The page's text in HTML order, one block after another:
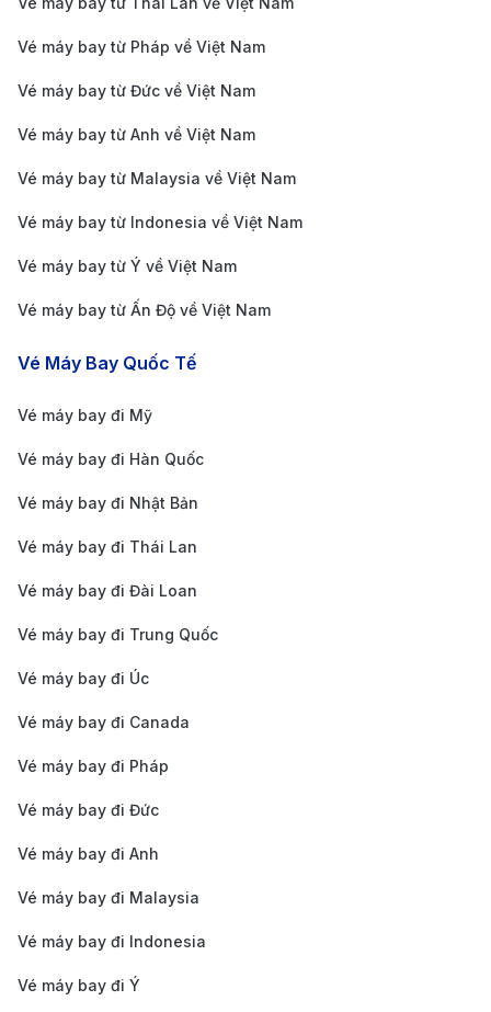
tiện lợi nhất từ sân bay vào trung tâm Kuching. Giá
USD), và thời gian di chuyển khoảng 20 – 30 phút
tùy thuộc vào tình trạng giao thông.
Dịch vụ xe công nghệ (Grab):
công nghệ phổ biến tại Kuching, có mức giá tương
ứng dụng và theo dõi hành trình trong thời gian
thực.
Xe buýt công cộng:
không thường xuyên và không phải lúc nào cũng
tiện lợi cho khách du lịch. Giá vé xe buýt dao động
từ 1 – 2 MYR (khoảng 0.3 – 0.5 USD).
Hồ Chí Minh đi Kuching
từ Hồ Chí Minh đến Kuching, bạn nên đặt vé trước
ít nhất 2-3 tháng, đặc biệt là vào mùa cao điểm du
lịch tại Malaysia (tháng 6 đến tháng 8 và tháng 12
Theo dõi các chương trình khuyến mãi:
hàng không như Malaysia Airlines, AirAsia, Vietnam
Airlines và Scoot thường có các chương trình
như 190 Booking hoặc đăng ký nhận thông báo từ
Vé máy bay từ Pháp về Việt Nam
Vé máy bay từ Đức về Việt Nam
Vé máy bay từ Anh về Việt Nam
Vé máy bay từ Malaysia về Việt Nam
Vé máy bay từ Indonesia về Việt Nam
Vé máy bay từ Ý về Việt Nam
Vé máy bay từ Ấn Độ về Việt Nam
Vé Máy Bay Quốc Tế
Vé máy bay đi Mỹ
Vé máy bay đi Hàn Quốc
Vé máy bay đi Nhật Bản
Vé máy bay đi Thái Lan
Vé máy bay đi Đài Loan
Vé máy bay đi Trung Quốc
Vé máy bay đi Úc
Vé máy bay đi Canada
Vé máy bay đi Pháp
Vé máy bay đi Đức
Vé máy bay đi Anh
Vé máy bay đi Malaysia
Vé máy bay đi Indonesia
Vé máy bay đi Ý